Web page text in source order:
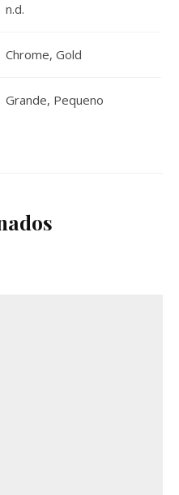
n.d.
Chrome, Gold
Grande, Pequeno